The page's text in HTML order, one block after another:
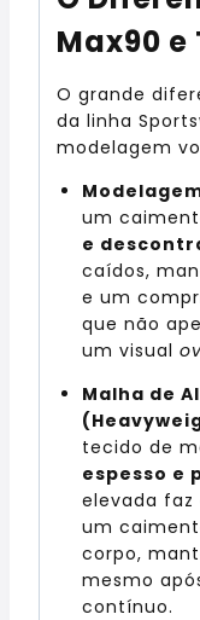
Max90 e
O grande
da linha
modelagem
um
e
caídos,
e um
que não
um visual
Malha de
tecido de
espesso e
elevada
um
corpo,
mesmo
contínuo.